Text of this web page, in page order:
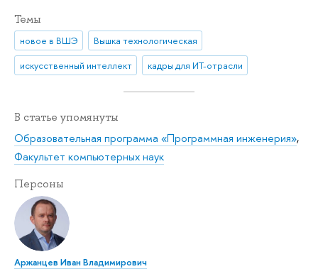
Темы
новое в ВШЭ
Вышка технологическая
искусственный интеллект
кадры для ИТ-отрасли
В статье упомянуты
Образовательная программа «Программная инженерия»,
Факультет компьютерных наук
Персоны
Аржанцев Иван Владимирович